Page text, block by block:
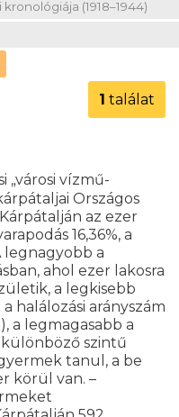
1 találat
„városi vízmű-
Országos
az ezer
16,36%, a
legnagyobb a
ahol ezer lakosra
a legkisebb
halálozási arányszám
a legmagasabb a
különböző szintű
tanul, a be
körül van. –